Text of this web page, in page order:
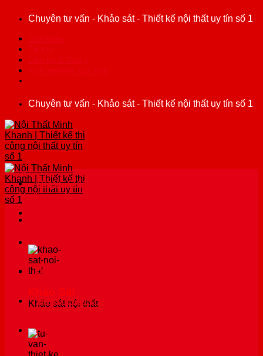
Chuyên tư vấn - Khảo sát - Thiết kế nội thất uy tín số 1
Chuyên tư vấn - Khảo sát - Thiết kế nội thất uy tín số 1
Khảo Sát
Khảo sát nội thất
TRANG CHỦ
DỰ ÁN THỰC HIỆN
TIN TỨC NỘI THẤT
BÁO GIÁ